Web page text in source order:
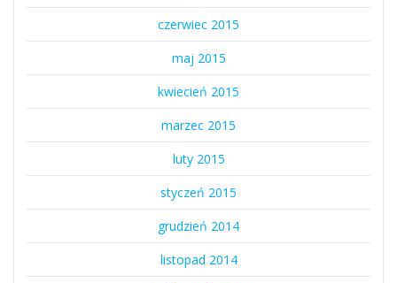
czerwiec 2015
maj 2015
kwiecień 2015
marzec 2015
luty 2015
styczeń 2015
grudzień 2014
listopad 2014